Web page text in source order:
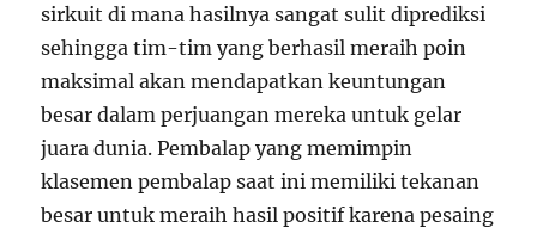
sirkuit di mana hasilnya sangat sulit diprediksi
sehingga tim-tim yang berhasil meraih poin
maksimal akan mendapatkan keuntungan
besar dalam perjuangan mereka untuk gelar
juara dunia. Pembalap yang memimpin
klasemen pembalap saat ini memiliki tekanan
besar untuk meraih hasil positif karena pesaing